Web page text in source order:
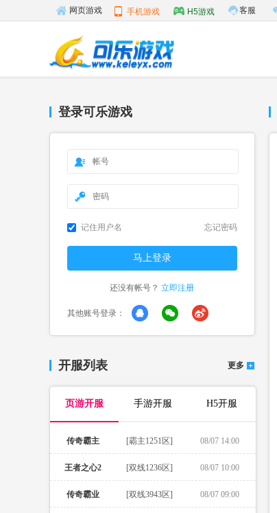
网页游戏 手机游戏 H5游戏 客服
登录可乐游戏
记住用户名 忘记密码
还没有帐号？ 立即注册
其他账号登录：
开服列表 更多
页游开服 手游开服 H5开服
传奇霸主 [霸主1251区] 08/07 14:00
王者之心2 [双线1236区] 08/07 10:00
传奇霸业 [双线3943区] 08/07 09:00